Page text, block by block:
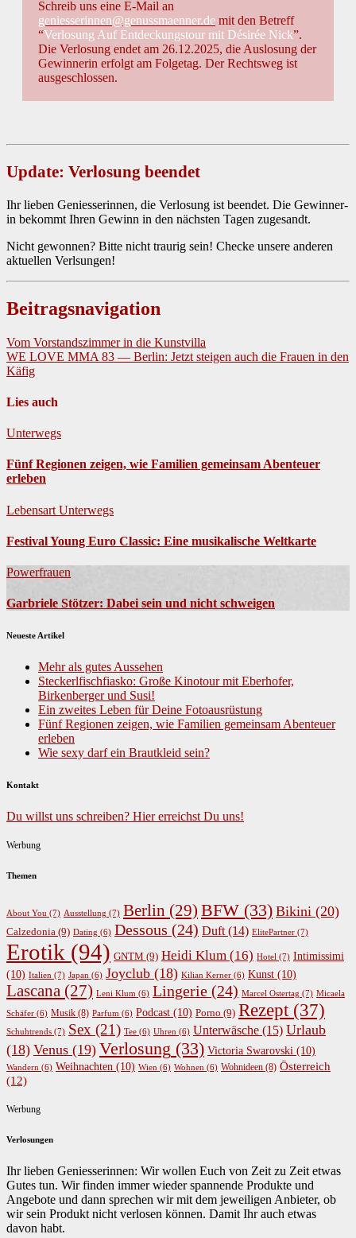
Schreib uns eine E‑Mail an
geniesserinnen@genussmaenner.de mit den Betr­e­ff
“Ver­losung Auf Ent­deck­ungs­tour mit Désirée Nick”.
Die Ver­losung endet am 26.12.2025, die Aus­lo­sung der
Gewin­ner­in erfol­gt am Fol­ge­tag. Der Rechtsweg ist
aus­geschlossen.
Update: Ver­losung been­det
Ihr lieben Geniesserin­nen, die Ver­losung ist been­det. Die Gewin­ner­
in bekommt Ihren Gewinn in den näch­sten Tagen zuge­sandt.
Nicht gewon­nen? Bitte nicht trau­rig sein! Checke unsere anderen
aktuellen Verl­sun­gen!
Beitragsnavigation
Vom Vorstandszimmer in die Kunstvilla
WE LOVE MMA 83 — Berlin: Jetzt steigen auch die Frauen in den
Käfig
Lies auch
Unterwegs
Fünf Regionen zeigen, wie Familien gemeinsam Abenteuer
erleben
Lebensart Unterwegs
Festival Young Euro Classic: Eine musikalische Weltkarte
Powerfrauen
Garbriele Stötzer: Dabei sein und nicht schweigen
Neueste Artikel
Mehr als gutes Aussehen
Steckerlfischfiasko: Große Kinotour mit Eberhofer,
Birkenberger und Susi!
Ein zweites Leben für Deine Fotoausrüstung
Fünf Regionen zeigen, wie Familien gemeinsam Abenteuer
erleben
Wie sexy darf ein Brautkleid sein?
Kontakt
Du willst uns schreiben? Hier erreichst Du uns!
Werbung
Themen
About You (7) Ausstellung (7) Berlin (29) BFW (33) Bikini (20)
Calzedonia (9) Dating (6) Dessous (24) Duft (14) ElitePartner (7)
Erotik (94) GNTM (9) Heidi Klum (16) Hotel (7) Intimissimi
(10) Italien (7) Japan (6) Joyclub (18) Kilian Kerner (6) Kunst (10)
Lascana (27) Leni Klum (6) Lingerie (24) Marcel Ostertag (7) Micaela
Schäfer (6) Musik (8) Parfum (6) Podcast (10) Porno (9) Rezept(37)
Schuhtrends (7) Sex (21) Tee (6) Uhren (6) Unterwäsche (15) Urlaub
(18) Venus (19) Verlosung (33) Victoria Swarovski (10)
Wandern (6) Weihnachten (10) Wien (6) Wohnen (6) Wohnideen (8) Österreich
(12)
Werbung
Verlosungen
Ihr lieben Geniesserinnen: Wir wollen Euch von Zeit zu Zeit etwas
Gutes tun. Wir finden immer wieder spannende Produkte und
Angebote und dann sprechen wir mit dem jeweiligen Anbieter, ob
wir sein Produkt nicht verlosen können. Damit Ihr auch etwas
davon habt.